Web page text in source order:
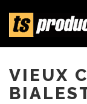
contenu
principal
VIEUX